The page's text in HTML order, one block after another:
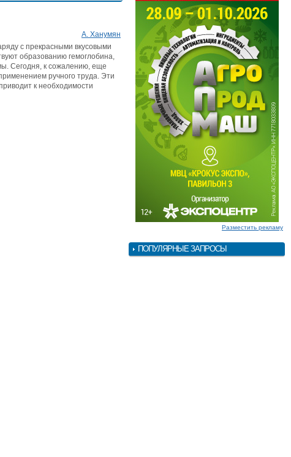
А. Ханумян
с прекрасными вкусовыми
образованию гемоглобина,
Сегодня, к сожалению, еще
ручного труда. Эти
к необходимости
Разместить рекламу
ПОПУЛЯРНЫЕ ЗАПРОСЫ